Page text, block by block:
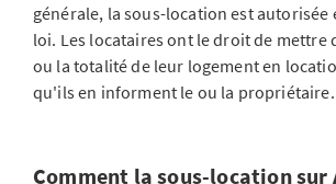
générale, la sous-location est autorisée
loi. Les locataires ont le droit de mettre
ou la totalité de leur logement en
qu'ils en informent le ou la propriétaire.
Comment la sous-location sur